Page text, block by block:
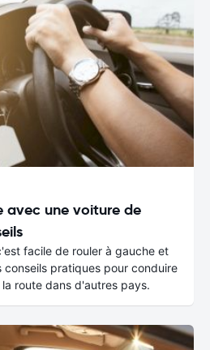
avec une voiture de
facile de rouler à gauche et
pratiques pour conduire
route dans d'autres pays.